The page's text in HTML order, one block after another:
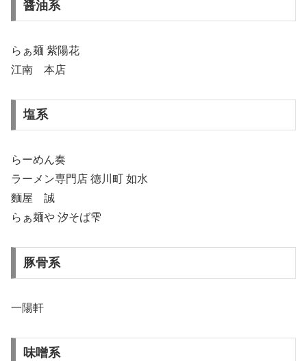
醤油系
らぁ麺 紫陽花
江南 本店
塩系
らーめん奏
ラーメン専門店 徳川町 如水
麵屋 誠
らぁ麺や 汐そば雫
豚骨系
一陽軒
味噌系